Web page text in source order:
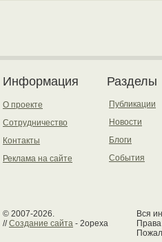
Информация
О проекте
Сотрудничество
Контакты
Реклама на сайте
Разделы
Публикации
Новости
Блоги
События
© 2007-2026.
//Создание сайта - 2opexa
Вся